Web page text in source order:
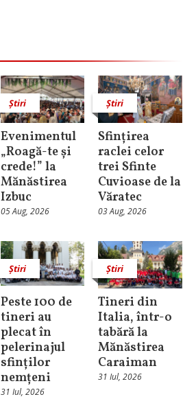
Știri
Evenimentul
„Roagă-te și
crede!” la
Mănăstirea
Izbuc
05 Aug, 2026
Știri
Sfințirea
raclei celor
trei Sfinte
Cuvioase de la
Văratec
03 Aug, 2026
Știri
Peste 100 de
tineri au
plecat în
pelerinajul
sfinților
nemțeni
31 Iul, 2026
Știri
Tineri din
Italia, într-o
tabără la
Mănăstirea
Caraiman
31 Iul, 2026